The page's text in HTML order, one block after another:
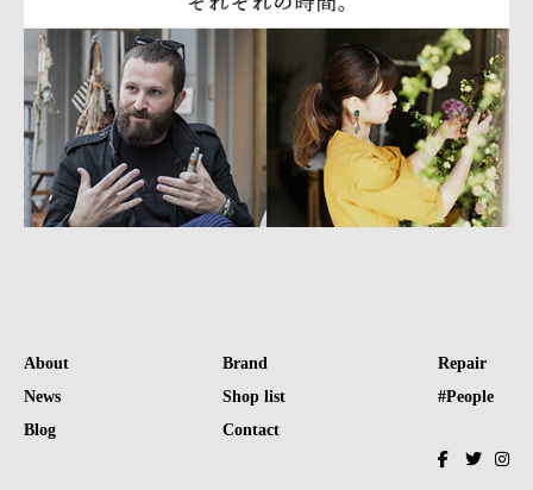
About
News
Blog
Brand
Shop list
Contact
Repair
#People